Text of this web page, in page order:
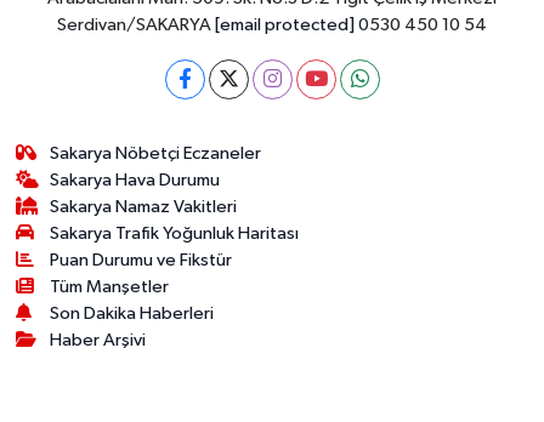
Serdivan/SAKARYA [email protected] 0530 450 10 54
Sakarya Nöbetçi Eczaneler
Sakarya Hava Durumu
Sakarya Namaz Vakitleri
Sakarya Trafik Yoğunluk Haritası
Puan Durumu ve Fikstür
Tüm Manşetler
Son Dakika Haberleri
Haber Arşivi